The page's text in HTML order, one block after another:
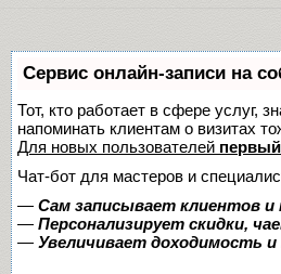
Сервис онлайн-записи на
Тот, кто работает в сфере услуг,
напоминать клиентам о визитах
Для новых пользователей
Чат-бот для мастеров и
— Сам записывает клиентов
— Персонализирует скидки,
— Увеличивает доходимость